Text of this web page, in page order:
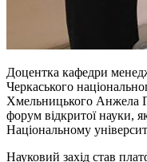
Доцентка кафедри
Черкаського
Хмельницького Анжела
форум відкритої науки,
Національному
Науковий захід став